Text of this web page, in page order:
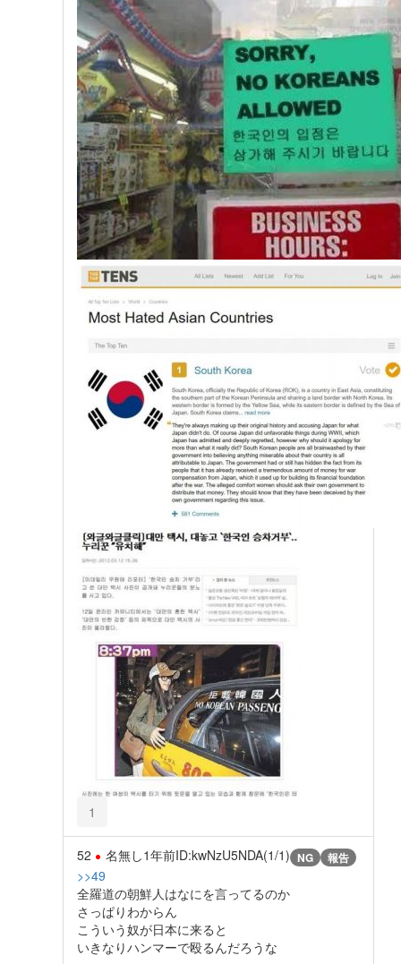
1
52 名無し1年前ID:kwNzU5NDA(1/1) NG 報告
>>49
全羅道の朝鮮人はなにを言ってるのか
さっぱりわからん
こういう奴が日本に来ると
いきなりハンマーで殴るんだろうな